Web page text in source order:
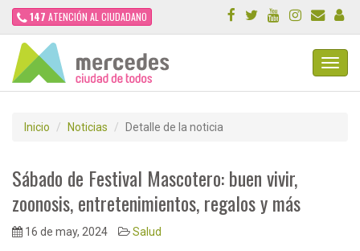
147 ATENCIÓN AL CIUDADANO
Inicio Noticias Detalle de la noticia
Sábado de Festival Mascotero: buen vivir,
zoonosis, entretenimientos, regalos y más
16 de may, 2024 Salud